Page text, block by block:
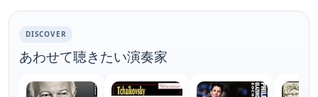
DISCOVER
あわせて聴きたい演奏家